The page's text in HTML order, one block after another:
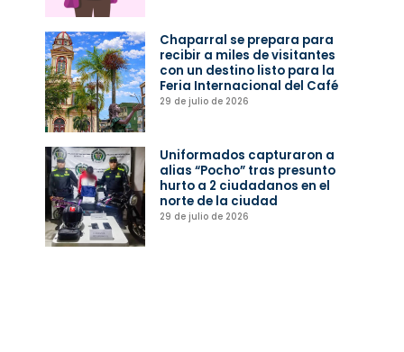
Chaparral se prepara para
recibir a miles de visitantes
con un destino listo para la
Feria Internacional del Café
29 de julio de 2026
Uniformados capturaron a
alias “Pocho” tras presunto
hurto a 2 ciudadanos en el
norte de la ciudad
29 de julio de 2026